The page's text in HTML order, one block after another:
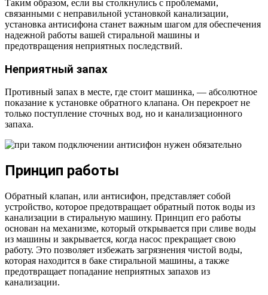
Таким образом, если вы столкнулись с проблемами,
связанными с неправильной установкой канализации,
установка антисифона станет важным шагом для обеспечения
надежной работы вашей стиральной машины и
предотвращения неприятных последствий.
Неприятный запах
Противный запах в месте, где стоит машинка, — абсолютное
показание к установке обратного клапана. Он перекроет не
только поступление сточных вод, но и канализационного
запаха.
Принцип работы
Обратный клапан, или антисифон, представляет собой
устройство, которое предотвращает обратный поток воды из
канализации в стиральную машину. Принцип его работы
основан на механизме, который открывается при сливе воды
из машины и закрывается, когда насос прекращает свою
работу. Это позволяет избежать загрязнения чистой воды,
которая находится в баке стиральной машины, а также
предотвращает попадание неприятных запахов из
канализации.